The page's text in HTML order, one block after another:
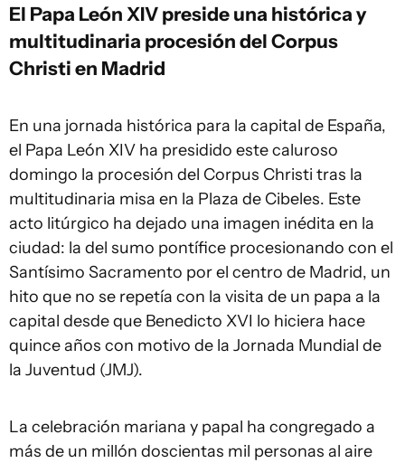
El Papa León XIV preside una histórica y
multitudinaria procesión del Corpus
Christi en Madrid
En una jornada histórica para la capital de España,
el Papa León XIV ha presidido este caluroso
domingo la procesión del Corpus Christi tras la
multitudinaria misa en la Plaza de Cibeles. Este
acto litúrgico ha dejado una imagen inédita en la
ciudad: la del sumo pontífice procesionando con el
Santísimo Sacramento por el centro de Madrid, un
hito que no se repetía con la visita de un papa a la
capital desde que Benedicto XVI lo hiciera hace
quince años con motivo de la Jornada Mundial de
la Juventud (JMJ).
La celebración mariana y papal ha congregado a
más de un millón doscientas mil personas al aire